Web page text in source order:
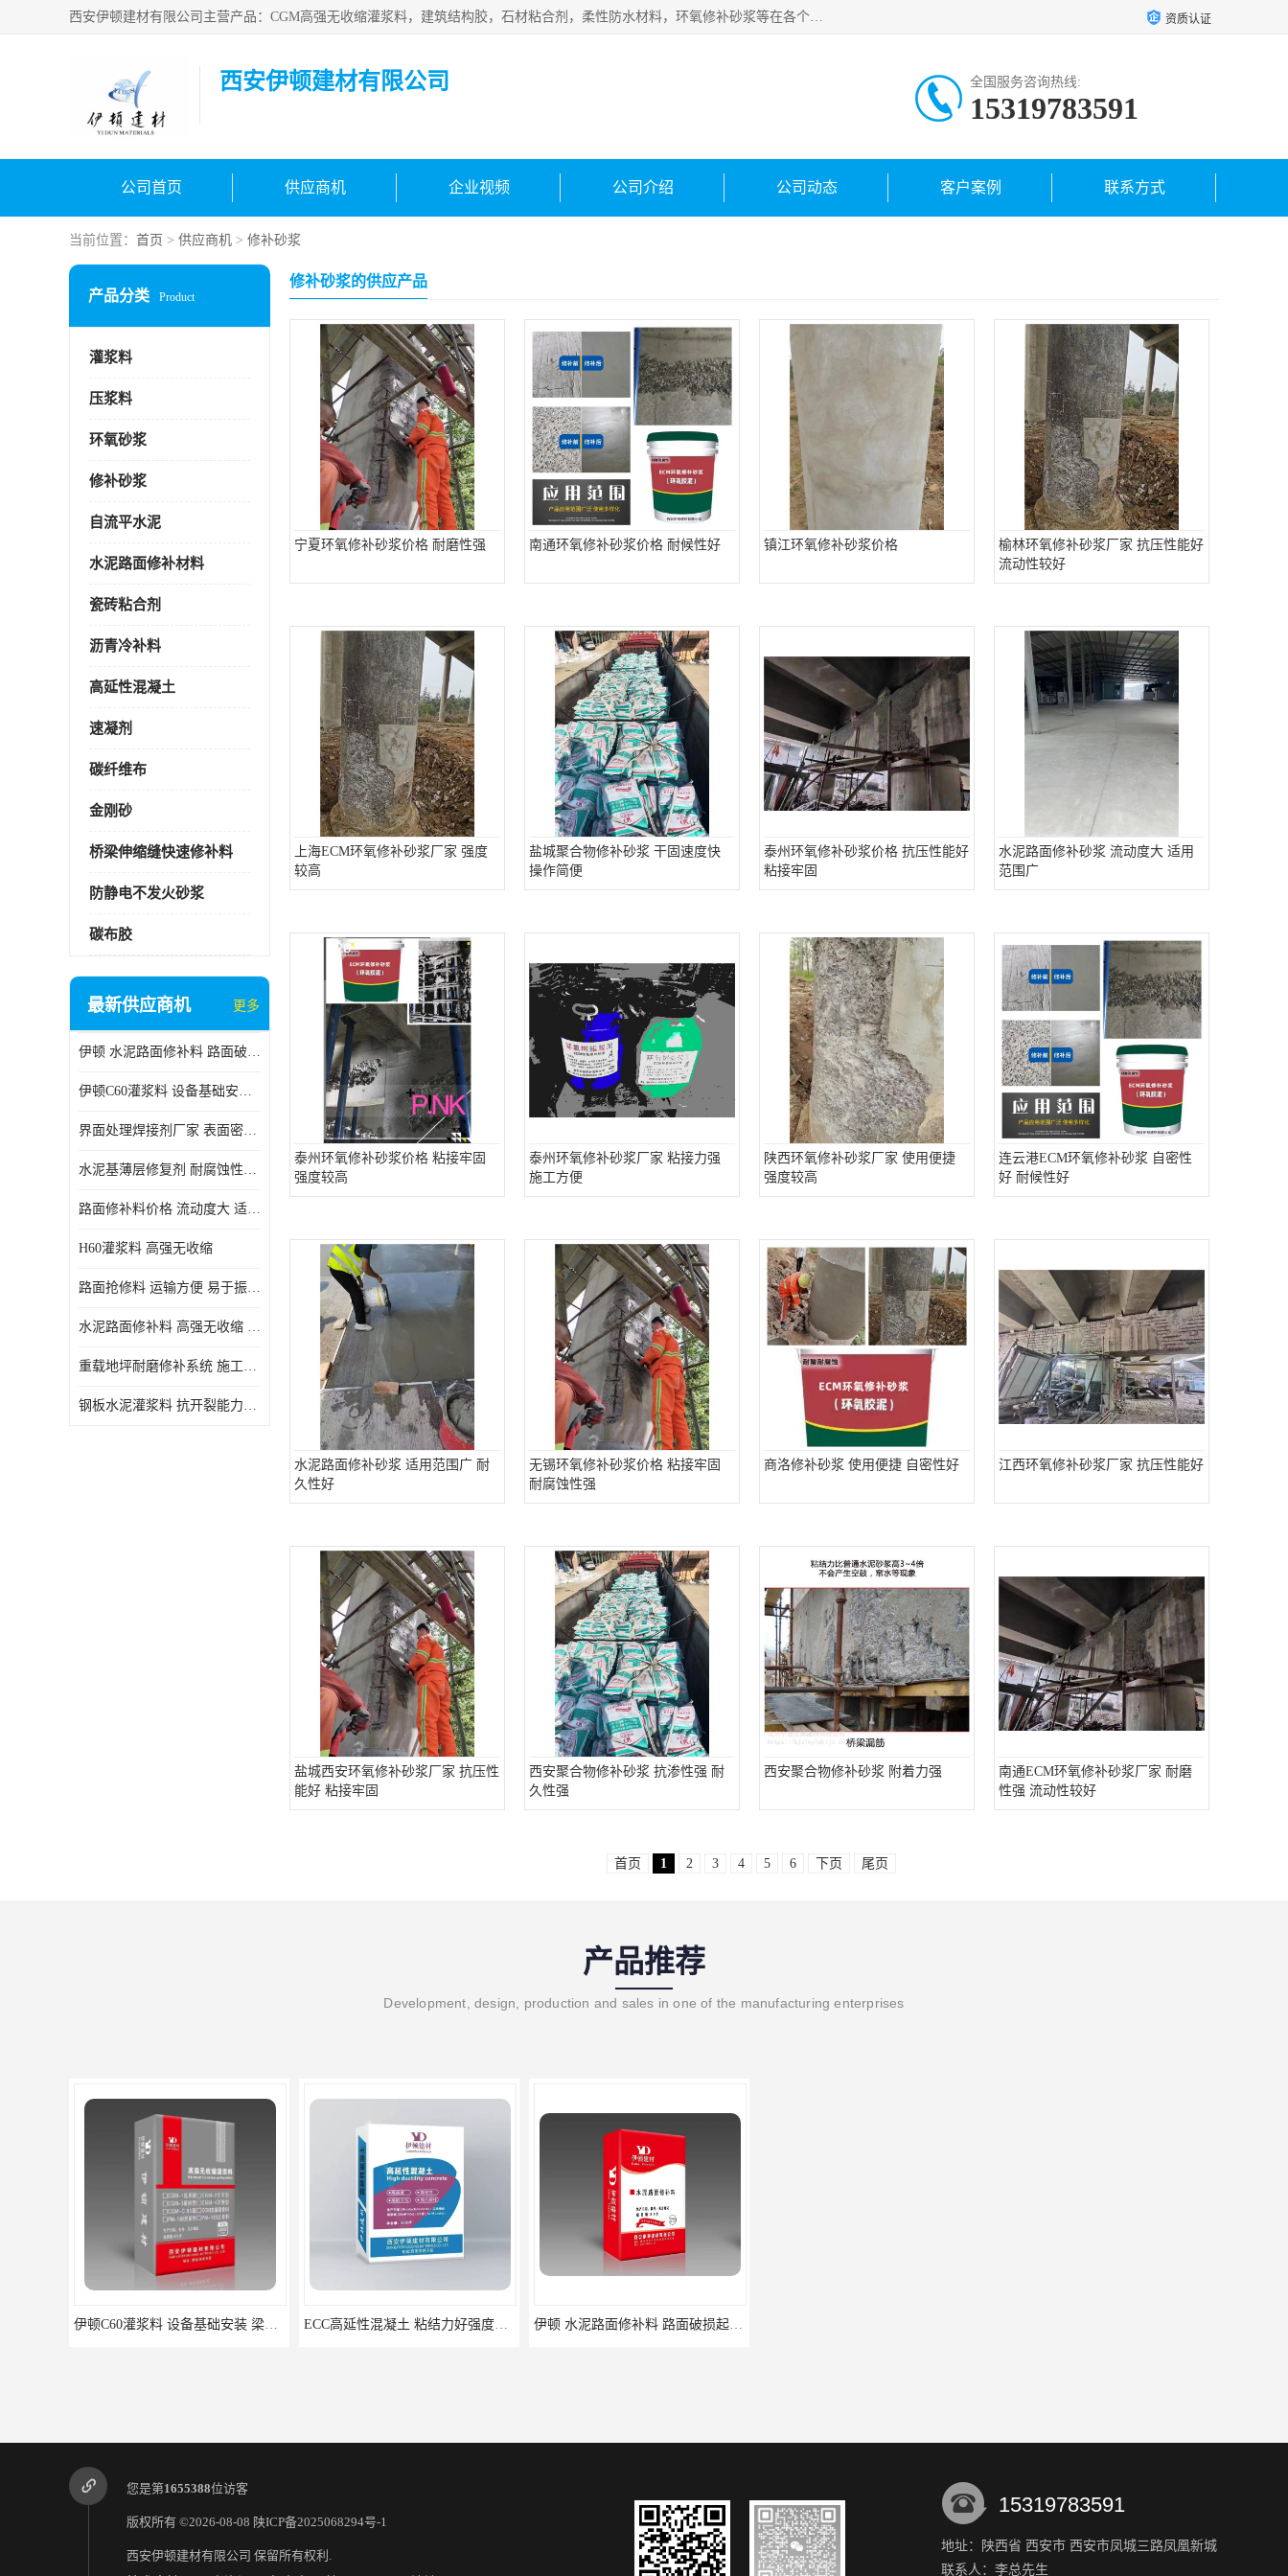
西安伊顿建材有限公司主营产品：CGM高强无收缩灌浆料，建筑结构胶，石材粘合剂，柔性防水材料，环氧修补砂浆等在各个行业得到了客户认可。 资质认证
西安伊顿建材有限公司 全国服务咨询热线:
15319783591
公司首页 供应商机 企业视频 公司介绍 公司动态 客户案例 联系方式
当前位置： 首页 > 供应商机 > 修补砂浆
产品分类 Product
灌浆料
压浆料
环氧砂浆
修补砂浆
自流平水泥
水泥路面修补材料
瓷砖粘合剂
沥青冷补料
高延性混凝土
速凝剂
碳纤维布
金刚砂
桥梁伸缩缝快速修补料
防静电不发火砂浆
碳布胶
最新供应商机 更多
伊顿 水泥路面修补料 路面破损起皮快速修补 2小时通车
伊顿C60灌浆料 设备基础安装 梁柱改造加固二次灌浆料
界面处理焊接剂厂家 表面密实 良好的流动性
水泥基薄层修复剂 耐腐蚀性好 适用范围广
路面修补料价格 流动度大 适用范围广
H60灌浆料 高强无收缩
路面抢修料 运输方便 易于振捣密实
水泥路面修补料 高强无收缩 施工和易性好 强度高 韧性好
重载地坪耐磨修补系统 施工期短 易于振捣密实
钢板水泥灌浆料 抗开裂能力强 施工和易性好
修补砂浆的供应产品
宁夏环氧修补砂浆价格 耐磨性强 南通环氧修补砂浆价格 耐候性好 镇江环氧修补砂浆价格
榆林环氧修补砂浆厂家 抗压性能好
流动性较好
上海ECM环氧修补砂浆厂家 强度
较高
盐城聚合物修补砂浆 干固速度快
操作简便
泰州环氧修补砂浆价格 抗压性能好
粘接牢固
水泥路面修补砂浆 流动度大 适用
范围广
泰州环氧修补砂浆价格 粘接牢固
强度较高
泰州环氧修补砂浆厂家 粘接力强
施工方便
陕西环氧修补砂浆厂家 使用便捷
强度较高
连云港ECM环氧修补砂浆 自密性
好 耐候性好
水泥路面修补砂浆 适用范围广 耐
久性好
无锡环氧修补砂浆价格 粘接牢固
耐腐蚀性强
商洛修补砂浆 使用便捷 自密性好 江西环氧修补砂浆厂家 抗压性能好
盐城西安环氧修补砂浆厂家 抗压性
能好 粘接牢固
西安聚合物修补砂浆 抗渗性强 耐
久性强
西安聚合物修补砂浆 附着力强
南通ECM环氧修补砂浆厂家 耐磨
性强 流动性较好
首页 1 2 3 4 5 6 下页 尾页
产品推荐
Development, design, production and sales in one of the manufacturing enterprises
伊顿C60灌浆料 设备基础安装 梁柱改造加固二次灌浆料 ECC高延性混凝土 粘结力好强度高 可弯曲抗震不开裂 伊顿 水泥路面修补料 路面破损起皮快速修补 2小时通车
您是第1655388位访客
版权所有 ©2026-08-08 陕ICP备2025068294号-1
西安伊顿建材有限公司 保留所有权利.
15319783591
地址：陕西省 西安市 西安市凤城三路凤凰新城
联系人：李总先生